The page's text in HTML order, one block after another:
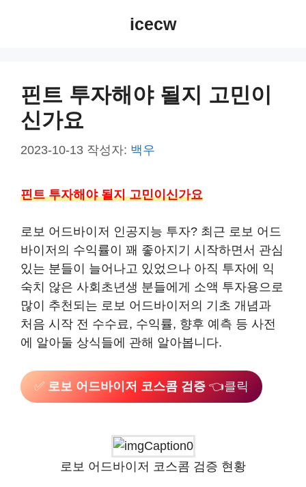
icecw
핀트 투자해야 될지 고민이
신가요
2023-10-13 작성자: 백우
핀트 투자해야 될지 고민이신가요
로보 어드바이저 인공지능 투자? 최근 로보 어드
바이저의 수익률이 꽤 좋아지기 시작하면서 관심
있는 분들이 늘어나고 있었으나 아직 투자에 익
숙치 않은 사회초년생 분들에게 소액 투자용으로
많이 추천되는 로보 어드바이저의 기초 개념과
처음 시작 전 수수료, 수익률, 향후 예측 등 사전
에 알아둘 상식들에 관해 알아봅니다.
✅ 로보 어드바이저 코스콤 검증 👈클릭
로보 어드바이저 코스콤 검증 현황